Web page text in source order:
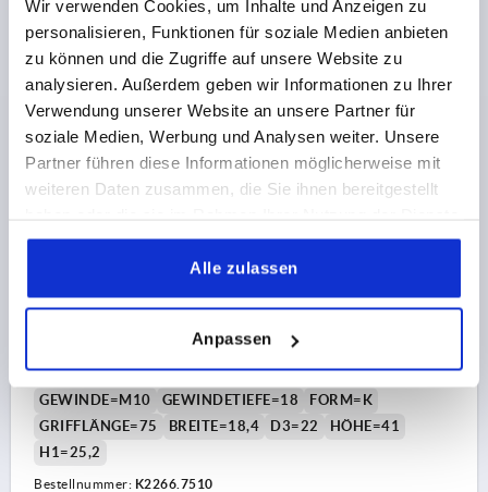
Wir verwenden Cookies, um Inhalte und Anzeigen zu
personalisieren, Funktionen für soziale Medien anbieten
zu können und die Zugriffe auf unsere Website zu
analysieren. Außerdem geben wir Informationen zu Ihrer
Verwendung unserer Website an unsere Partner für
soziale Medien, Werbung und Analysen weiter. Unsere
Partner führen diese Informationen möglicherweise mit
weiteren Daten zusammen, die Sie ihnen bereitgestellt
gesammelt haben.
Alle zulassen
Anpassen
5,25 CHF
zzgl. MwSt.
zzgl. Versandkosten
NEU
K2266 IG
T-GRIFF ANTISTATISCH, A=75, INNENGEWINDE
D=M10, B=18,4, H=41, FORM:K, THERMOPLAST
GEWINDE=M10 GEWINDETIEFE=18
FORM=K
GRIFFLÄNGE=75
BREITE=18,4 D3=22
HÖHE=41
H1=25,2
Bestellnummer: K2266.7510